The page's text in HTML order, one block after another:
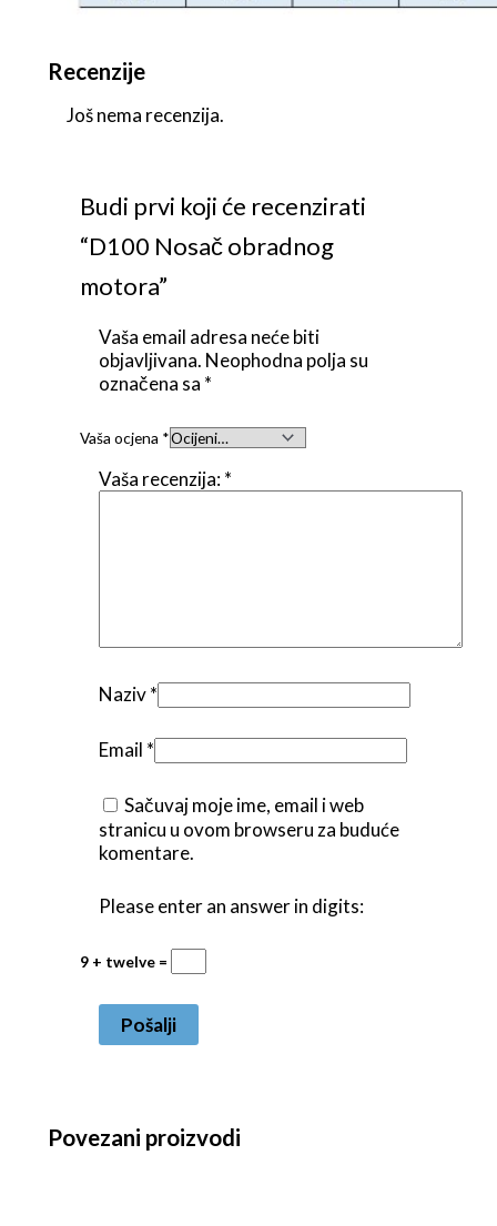
Recenzije
Još nema recenzija.
Budi prvi koji će recenzirati
“D100 Nosač obradnog
motora”
Vaša email adresa neće biti
objavljivana. Neophodna polja su
označena sa *
Vaša ocjena *
Vaša recenzija:*
Naziv*
Email *
Sačuvaj moje ime, email i web
stranicu u ovom browseru za buduće
komentare.
Please enter an answer in digits:
9 + twelve =
Povezani proizvodi